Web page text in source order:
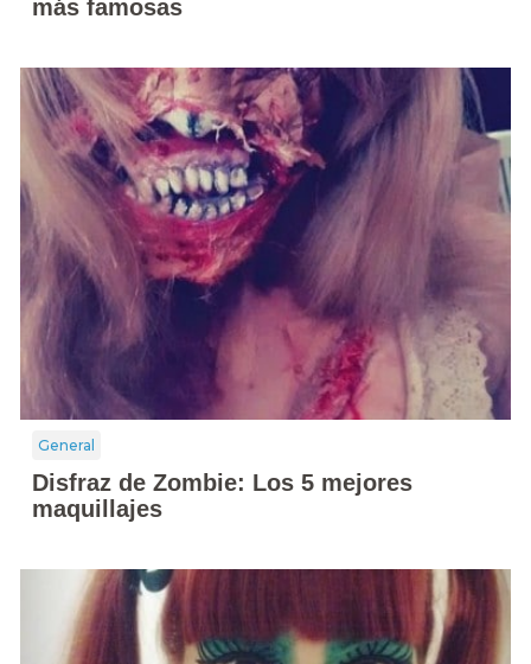
más famosas
General
Disfraz de Zombie: Los 5 mejores
maquillajes